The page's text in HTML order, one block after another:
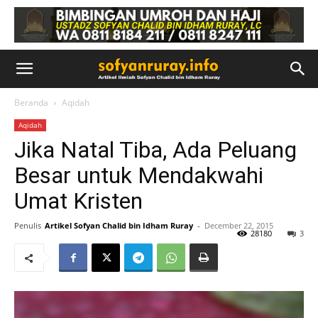
Beranda Aqidah
Aqidah
Jika Natal Tiba, Ada Peluang
Besar untuk Mendakwahi
Umat Kristen
Penulis Artikel Sofyan Chalid bin Idham Ruray - December 22, 2015
3
28180